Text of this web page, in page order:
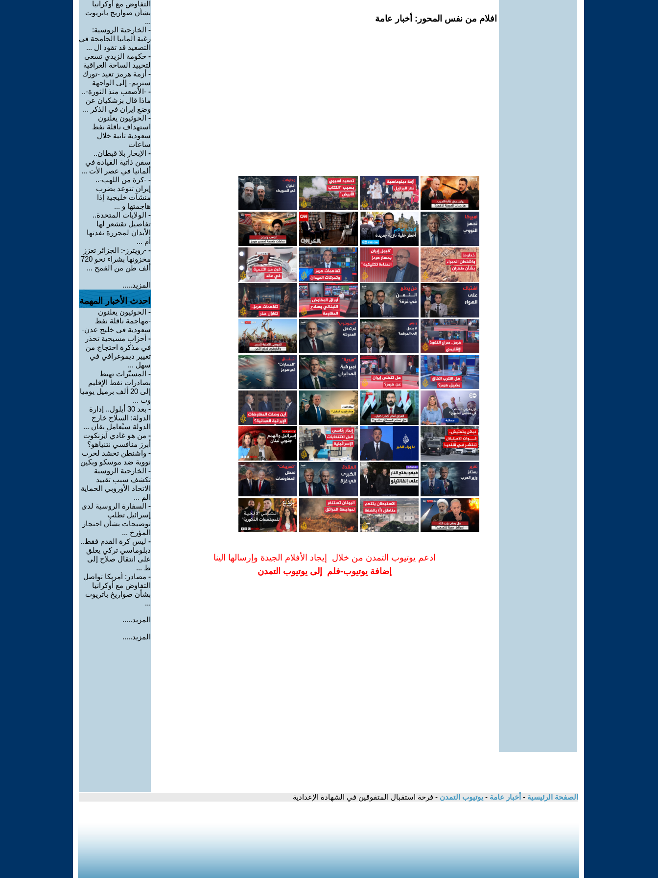
افلام من نفس المحور: أخبار عامة
ادعم يوتيوب التمدن من خلال إيجاد الأفلام الجيدة وإرسالها الينا
إضافة يوتيوب-فلم إلى يوتيوب التمدن
التفاوض مع أوكرانيا
بشأن صواريخ باتريوت
...
- الخارجية الروسية:
رغبة ألمانيا الجامحة في
التصعيد قد تقود ال ...
- حكومة الزيدي تسعى
لتحييد الساحة العراقية
- أزمة هرمز تعيد -تورك
ستريم- إلى الواجهة
- -الأصعب منذ الثورة-..
ماذا قال بزشكيان عن
وضع إيران في الذكر ...
- الحوثيون يعلنون
استهداف ناقلة نفط
سعودية ثانية خلال
ساعات
- الإبحار بلا قبطان..
سفن ذاتية القيادة في
ألمانيا في عصر الأت ...
- -كرة من اللهب-..
إيران تتوعد بضرب
منشآت خليجية إذا
هاجمتها و ...
- الولايات المتحدة..
تفاصيل تقشعر لها
الأبدان لمجزرة نفذتها
أم ...
- -رويترز-: الجزائر تعزز
مخزونها بشراء نحو 720
ألف طن من القمح ...
المزيد.....
احدث الأخبار المهمة
- الحوثيون يعلنون
-مهاجمة ناقلة نفط
سعودية في خليج عدن-
- أحزاب مسيحية تحذر
في مذكرة احتجاج من
تغيير ديموغرافي في
سهل ...
- المسيّرات تهبط
بصادرات نفط الإقليم
إلى 20 ألف برميل يوميا
وت ...
-
بعد 30 أيلول.. إدارة
الدولة: السلاح خارج
الدولة سيُعامل بقان ...
- من هو غادي آيزنكوت
أبرز منافسي نتنياهو؟
- واشنطن تحشد لحرب
نووية ضد موسكو وبكين
- الخارجية الروسية
تكشف سبب تقييد
الاتحاد الأوروبي الحماية
الم ...
- السفارة الروسية لدى
إسرائيل تطلب
توضيحات بشأن احتجاز
المؤرخ ...
- ليس كرة القدم فقط..
دبلوماسي تركي يعلق
على انتقال صلاح إلى
ط ...
- مصادر: أمريكا تواصل
التفاوض مع أوكرانيا
بشأن صواريخ باتريوت
...
المزيد.....
المزيد.....
الصفحة الرئيسية - أخبار عامة - يوتيوب التمدن - فرحة استقبال المتفوقين في الشهادة الإعدادية